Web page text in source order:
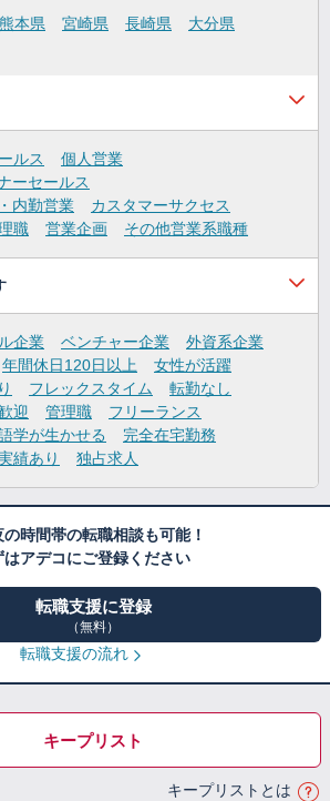
熊本県 宮崎県 長崎県
大分県
ルス
個人営業
ーセールス
内勤営業
カスタマーサクセス
職 営業企画 その他営業系職種
企業 ベンチャー企業
外資系企業
年間休日120日以上
女性が活躍
フレックスタイム
転勤なし
迎 管理職
フリーランス
学が生かせる
完全在宅勤務
績あり 独占求人
時間帯の転職相談も可能！
はアデコにご登録ください
転職支援に登録
（無料）
転職支援の流れ
キープリスト
キープリストとは